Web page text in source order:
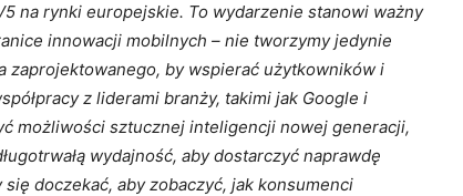
na rynki europejskie. To wydarzenie stanowi ważny
innowacji mobilnych – nie tworzymy jedynie
zaprojektowanego, by wspierać użytkowników i
z liderami branży, takimi jak Google i
możliwości sztucznej inteligencji nowej generacji,
wydajność, aby dostarczyć naprawdę
doczekać, aby zobaczyć, jak konsumenci